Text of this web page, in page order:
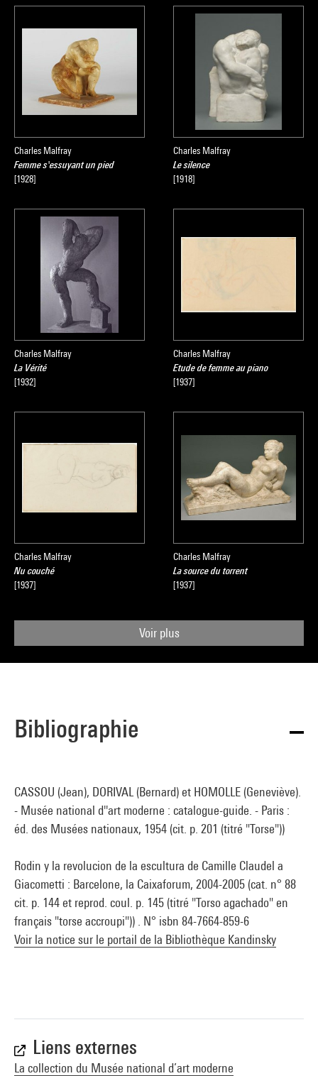
Charles Malfray
Femme s'essuyant un pied
[1928]
Charles Malfray
Le silence
[1918]
Charles Malfray
La Vérité
[1932]
Charles Malfray
Etude de femme au piano
[1937]
Charles Malfray
Nu couché
[1937]
Charles Malfray
La source du torrent
[1937]
Voir plus
Bibliographie
CASSOU (Jean), DORIVAL (Bernard) et HOMOLLE (Geneviève).
- Musée national d''art moderne : catalogue-guide. - Paris :
éd. des Musées nationaux, 1954 (cit. p. 201 (titré "Torse"))
Rodin y la revolucion de la escultura de Camille Claudel a
Giacometti : Barcelone, la Caixaforum, 2004-2005 (cat. n° 88
cit. p. 144 et reprod. coul. p. 145 (titré "Torso agachado" en
français "torse accroupi")) . N° isbn 84-7664-859-6
Voir la notice sur le portail de la Bibliothèque Kandinsky
Liens externes
La collection du Musée national d’art moderne